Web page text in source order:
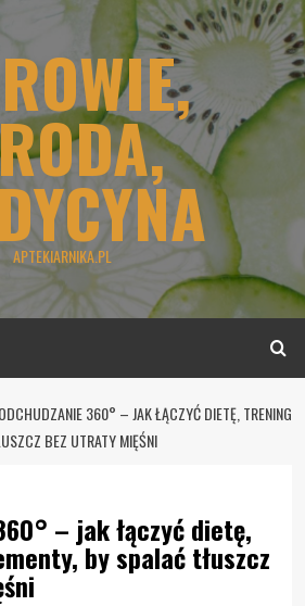
APTEKIARNIKA.PL
ODCHUDZANIE 360° – JAK ŁĄCZYĆ DIETĘ, TRENING
BEZ UTRATY MIĘŚNI
– jak łączyć dietę,
by spalać tłuszcz